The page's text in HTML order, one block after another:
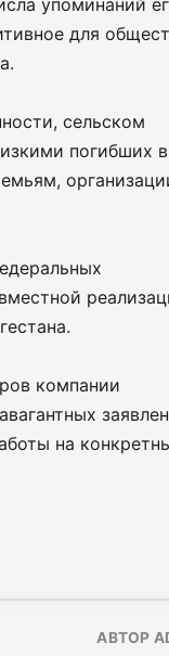
упоминаний
для
сельском
погибших в
компании
на
АВТОР